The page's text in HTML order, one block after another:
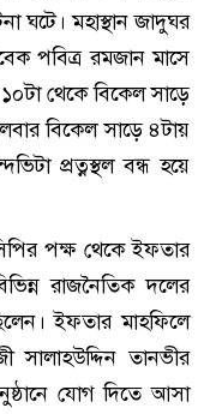
ঘটে। মহাস্থান জাদুঘর
পবিত্র রমজান মাসে
১০টা থেকে বিকেল সাড়ে
বিকেল সাড়ে ৪টায়
প্রত্নস্থল বন্ধ হয়ে
পক্ষ থেকে ইফতার
রাজনৈতিক দলের
ইফতার মাহফিলে
সালাহউদ্দিন তানভীর
যোগ দিতে আসা